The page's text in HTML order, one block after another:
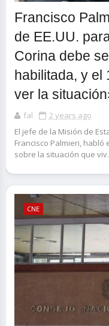
Francisco
de EE.UU.
Corina debe
habilitada, y el
ver la
fal
2 years ago
El jefe de la Misión de
Francisco Palmieri, habló
sobre la situación que
CNE